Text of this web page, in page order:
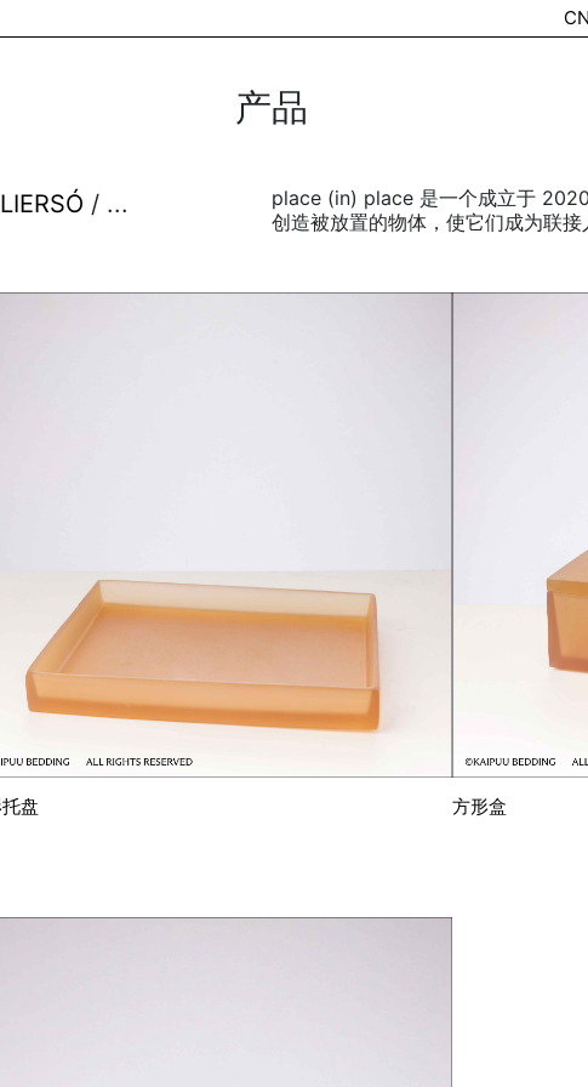
CN
产品
/ ...
place (in) place 是一个成立于
创造被放置的物体，使它们成为联接
盘 方形盒